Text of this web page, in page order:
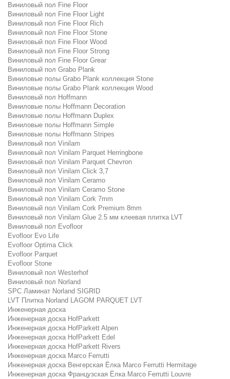
Виниловый пол Fine Floor
Виниловый пол Fine Floor Light
Виниловый пол Fine Floor Rich
Виниловый пол Fine Floor Stone
Виниловый пол Fine Floor Wood
Виниловый пол Fine Floor Strong
Виниловый пол Fine Floor Grear
Виниловый пол Grabo Plank
Виниловые полы Grabo Plank коллекция Stone
Виниловые полы Grabo Plank коллекция Wood
Виниловый пол Hoffmann
Виниловые полы Hoffmann Decoration
Виниловые полы Hoffmann Duplex
Виниловые полы Hoffmann Simple
Виниловые полы Hoffmann Stripes
Виниловый пол Vinilam
Виниловый пол Vinilam Parquet Herringbone
Виниловый пол Vinilam Parquet Chevron
Виниловый пол Vinilam Click 3,7
Виниловый пол Vinilam Ceramo
Виниловый пол Vinilam Ceramo Stone
Виниловый пол Vinilam Cork 7mm
Виниловый пол Vinilam Cork Premium 8mm
Виниловый пол Vinilam Glue 2.5 мм клеевая плитка LVT
Виниловый пол Evofloor
Evofloor Evo Life
Evofloor Optima Click
Evofloor Parquet
Evofloor Stone
Виниловый пол Westerhof
Виниловый пол Norland
SPC Ламинат Norland SIGRID
LVT Плитка Norland LAGOM PARQUET LVT
Инженерная доска
Инженерная доска HofParkett
Инженерная доска HofParkett Alpen
Инженерная доска HofParkett Edel
Инженерная доска HofParkett Rivers
Инженерная доска Marco Ferrutti
Инженерная доска Венгерская Ёлка Marco Ferrutti Hermitage
Инженерная доска Французская Ёлка Marco Ferrutti Louvre